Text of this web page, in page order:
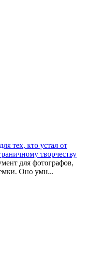
тех, кто устал от
творчеству
для фотографов,
Оно умн...